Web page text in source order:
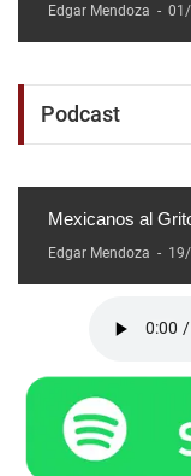
Edgar Mendoza -
Podcast
Mexicanos al
Edgar Mendoza -